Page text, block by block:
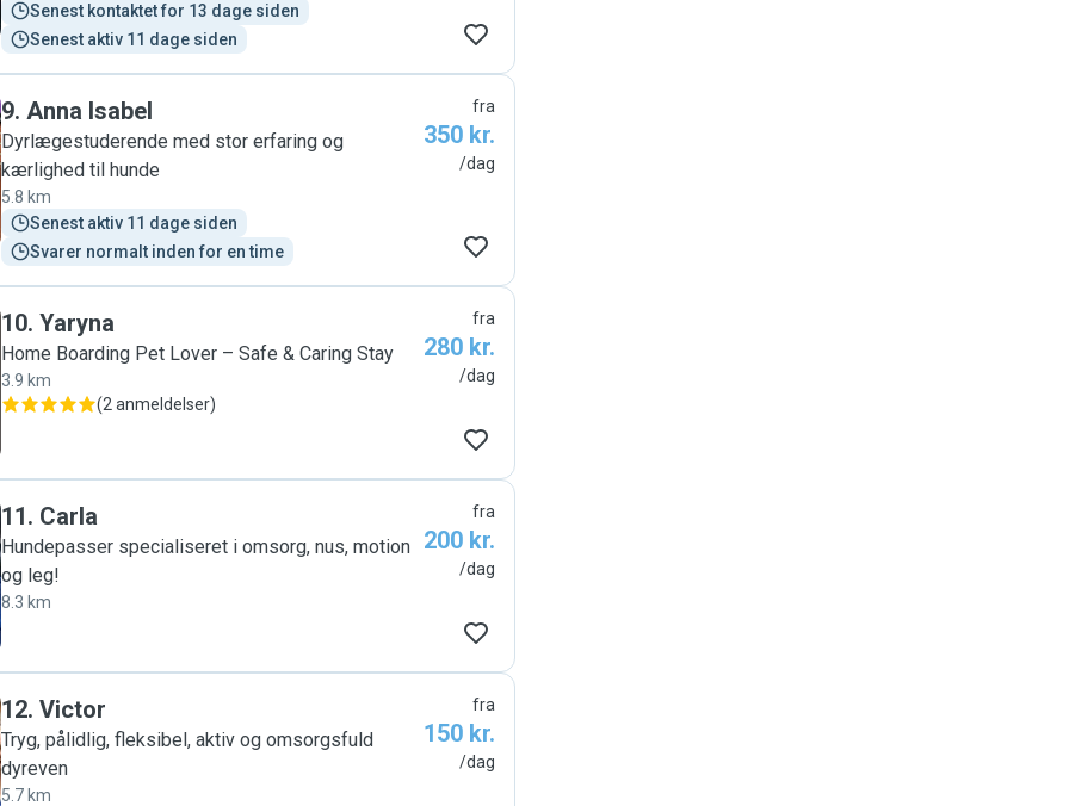
Senest kontaktet for 13 dage siden
Senest aktiv 11 dage siden
9. Anna Isabel
Dyrlægestuderende med stor erfaring og
kærlighed til hunde
5.8 km
Senest aktiv 11 dage siden
Svarer normalt inden for en time
fra
350 kr.
/dag
10. Yaryna
Home Boarding Pet Lover – Safe & Caring Stay
3.9 km
(2 anmeldelser)
fra
280 kr.
/dag
11. Carla
Hundepasser specialiseret i omsorg, nus, motion
og leg!
8.3 km
fra
200 kr.
/dag
12. Victor
Tryg, pålidlig, fleksibel, aktiv og omsorgsfuld
dyreven
5.7 km
fra
150 kr.
/dag